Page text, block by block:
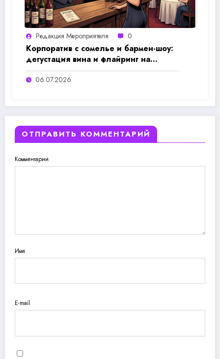
Редакция Мероприятеля 0
Корпоратив с сомелье и бармен-шоу:
дегустация вина и флайринг на
мероприятие - цены и организация
06.07.2026
ОТПРАВИТЬ КОММЕНТАРИЙ
Комментарии
Имя
E-mail